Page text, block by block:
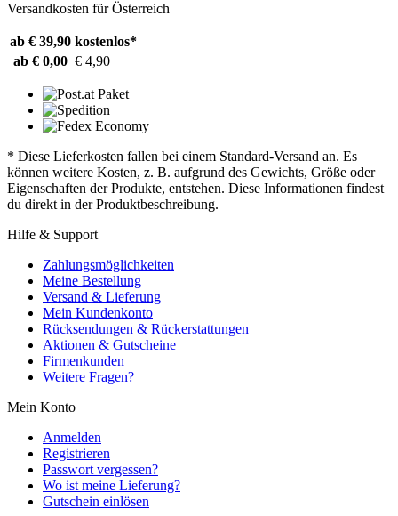
Versandkosten für Österreich
ab € 39,90 kostenlos*
ab € 0,00 € 4,90
* Diese Lieferkosten fallen bei einem Standard-Versand an. Es
können weitere Kosten, z. B. aufgrund des Gewichts, Größe oder
Eigenschaften der Produkte, entstehen. Diese Informationen findest
du direkt in der Produktbeschreibung.
Hilfe & Support
Zahlungsmöglichkeiten
Meine Bestellung
Versand & Lieferung
Mein Kundenkonto
Rücksendungen & Rückerstattungen
Aktionen & Gutscheine
Firmenkunden
Weitere Fragen?
Mein Konto
Anmelden
Registrieren
Passwort vergessen?
Wo ist meine Lieferung?
Gutschein einlösen